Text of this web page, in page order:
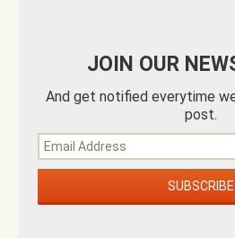
JOIN OUR
And get notified everytime
post.